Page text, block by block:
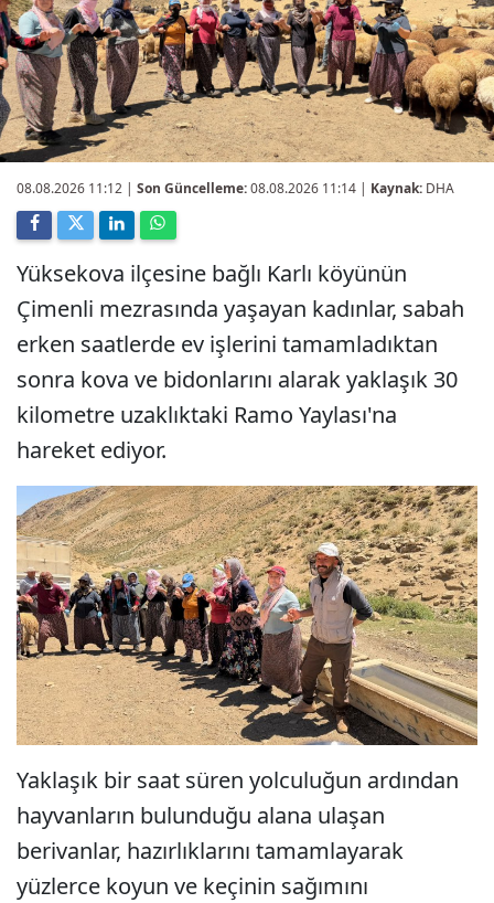
08.08.2026 11:12 | Son Güncelleme:08.08.2026 11:14 | Kaynak: DHA
Yüksekova ilçesine bağlı Karlı köyünün
Çimenli mezrasında yaşayan kadınlar, sabah
erken saatlerde ev işlerini tamamladıktan
sonra kova ve bidonlarını alarak yaklaşık 30
kilometre uzaklıktaki Ramo Yaylası'na
hareket ediyor.
Yaklaşık bir saat süren yolculuğun ardından
hayvanların bulunduğu alana ulaşan
berivanlar, hazırlıklarını tamamlayarak
yüzlerce koyun ve keçinin sağımını